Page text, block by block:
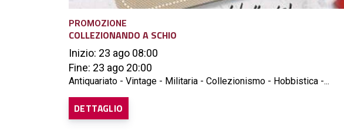
PROMOZIONE
COLLEZIONANDO A SCHIO
Inizio: 23 ago 08:00
Fine: 23 ago 20:00
Antiquariato - Vintage - Militaria - Collezionismo - Hobbistica -...
DETTAGLIO